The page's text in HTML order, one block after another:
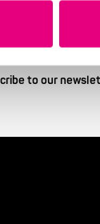
to date!
latest news
to our